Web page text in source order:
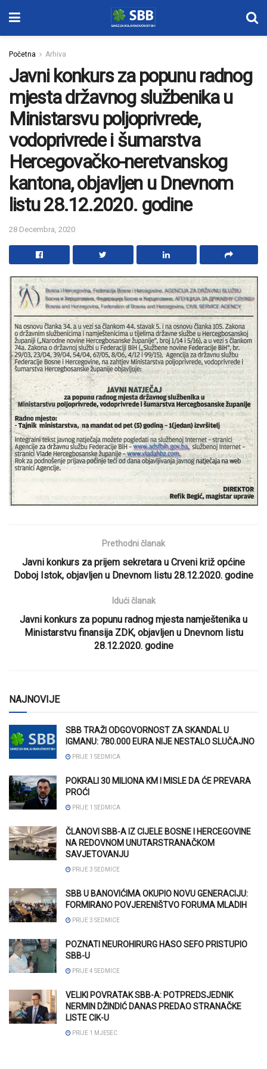
Početna Arhiva
Javni konkurs za popunu radnog
mjesta državnog službenika u
Ministarsvu poljoprivrede,
vodoprivrede i šumarstva
Hercegovačko-neretvanskog
kantona, objavljen u Dnevnom
listu 28.12.2020. godine
28 Decembra, 2020
Prethodni članak
Javni konkurs za prijem sekretara u Crveni križ općine
Doboj Istok, objavljen u Dnevnom listu 28.12.2020. godine
Idući članak
Javni konkurs za popunu radnog mjesta namještenika u
Ministarstvu finansija ZDK, objavljen u Dnevnom listu
28.12.2020. godine
NAJNOVIJE
SBB TRAŽI ODGOVORNOST ZA SKANDAL U
IGMANU: 780.000 EURA NIJE NESTALO SLUČAJNO
PRIJE 1 SEDMICA
POKRALI 30 MILIONA KM I MISLE DA ĆE PREVARA
PROĆI
PRIJE 1 SEDMICA
ČLANOVI SBB-A IZ CIJELE BOSNE I HERCEGOVINE
NA REDOVNOM UNUTARSTRANAČKOM
SAVJETOVANJU
PRIJE 3 SEDMICE
SBB U BANOVIĆIMA OKUPIO NOVU GENERACIJU:
FORMIRANO POVJERENIŠTVO FORUMA MLADIH
PRIJE 3 SEDMICE
POZNATI NEUROHIRURG HASO SEFO PRISTUPIO
SBB-U
PRIJE 4 SEDMICE
VELIKI POVRATAK SBB-A: POTPREDSJEDNIK
NERMIN DŽINDIĆ DANAS PREDAO STRANAČKE
LISTE CIK-U
PRIJE 1 MJESEC